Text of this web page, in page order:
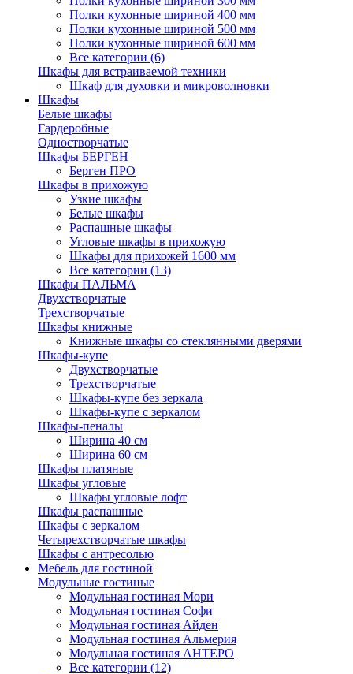
Полки кухонные шириной 400 мм
Полки кухонные шириной 500 мм
Полки кухонные шириной 600 мм
Все категории (6)
Шкафы для встраиваемой техники
Шкаф для духовки и микроволновки
Шкафы
Белые шкафы
Гардеробные
Одностворчатые
Шкафы БЕРГЕН
Берген ПРО
Шкафы в прихожую
Узкие шкафы
Белые шкафы
Распашные шкафы
Угловые шкафы в прихожую
Шкафы для прихожей 1600 мм
Все категории (13)
Шкафы ПАЛЬМА
Двухстворчатые
Трехстворчатые
Шкафы книжные
Книжные шкафы со стеклянными дверями
Шкафы-купе
Двухстворчатые
Трехстворчатые
Шкафы-купе без зеркала
Шкафы-купе с зеркалом
Шкафы-пеналы
Ширина 40 см
Ширина 60 см
Шкафы платяные
Шкафы угловые
Шкафы угловые лофт
Шкафы распашные
Шкафы с зеркалом
Четырехстворчатые шкафы
Шкафы с антресолью
Мебель для гостиной
Модульные гостиные
Модульная гостиная Мори
Модульная гостиная Софи
Модульная гостиная Айден
Модульная гостиная Альмерия
Модульная гостиная АНТЕРО
Все категории (12)